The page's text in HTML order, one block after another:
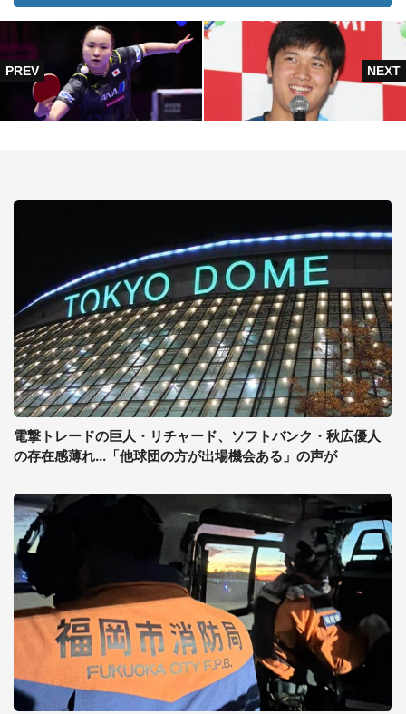
電撃トレードの巨人・リチャード、ソフトバンク・秋広優人
の存在感薄れ...「他球団の方が出場機会ある」の声が